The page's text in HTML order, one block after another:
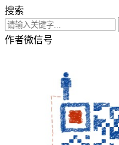
搜索
作者微信号